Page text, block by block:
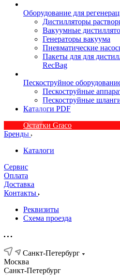
Оборудование для
Дистилляторы
Вакуумные
Генераторы вакуума
Пневматические
Пакеты для для
RecBag
Пескоструйное
Пескоструйные
Пескоструйные
Каталоги PDF
Остатки Graco
Бренды
Каталоги
Сервис
Оплата
Доставка
Контакты
Реквизиты
Схема проезда
Санкт-Петербург
Москва
Санкт-Петербург